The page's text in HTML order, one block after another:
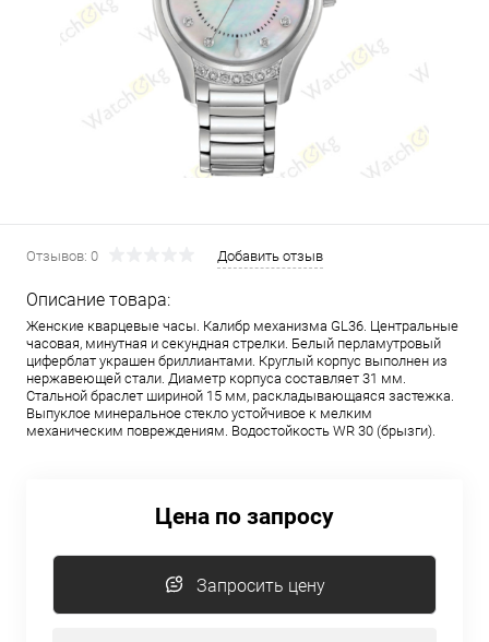
Отзывов: 0 Добавить отзыв
Описание товара:
Женские кварцевые часы. Калибр механизма GL36. Центральные
часовая, минутная и секундная стрелки. Белый перламутровый
циферблат украшен бриллиантами. Круглый корпус выполнен из
нержавеющей стали. Диаметр корпуса составляет 31 мм.
Стальной браслет шириной 15 мм, раскладывающаяся застежка.
Выпуклое минеральное стекло устойчивое к мелким
механическим повреждениям. Водостойкость WR 30 (брызги).
Цена по запросу
Запросить цену